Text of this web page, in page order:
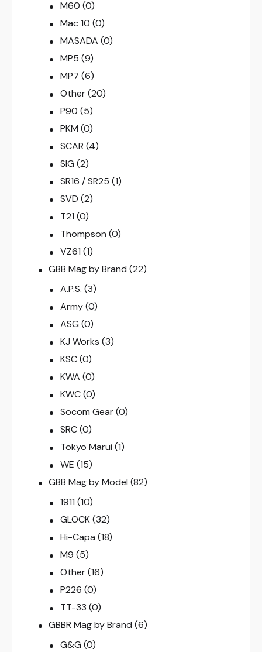
M60 (0)
Mac 10 (0)
MASADA (0)
MP5 (9)
MP7 (6)
Other (20)
P90 (5)
PKM (0)
SCAR (4)
SIG (2)
SR16 / SR25 (1)
SVD (2)
T21 (0)
Thompson (0)
VZ61 (1)
GBB Mag by Brand (22)
A.P.S. (3)
Army (0)
ASG (0)
KJ Works (3)
KSC (0)
KWA (0)
KWC (0)
Socom Gear (0)
SRC (0)
Tokyo Marui (1)
WE (15)
GBB Mag by Model (82)
1911 (10)
GLOCK (32)
Hi-Capa (18)
M9 (5)
Other (16)
P226 (0)
TT-33 (0)
GBBR Mag by Brand (6)
G&G (0)